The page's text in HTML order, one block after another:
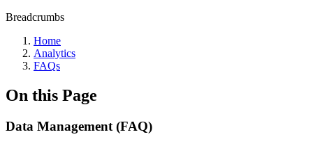
Breadcrumbs
Home
Analytics
FAQs
On this Page
Data Management (FAQ)